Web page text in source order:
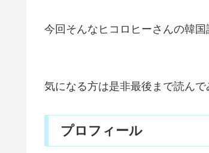
今回そんなヒコロヒーさんの韓
気になる方は是非最後まで読ん
プロフィール